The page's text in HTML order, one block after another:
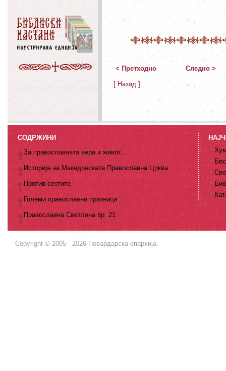
< Претходно Следно >
[ Назад ]
СОДРЖИНИ
За православната вера и живот...
Историја на Македонската Православна Црква
Против сектите
Големи православни празници
Православна Светлина бр. 21
Copyright © 2005 - 2026 Повардарска епархија.